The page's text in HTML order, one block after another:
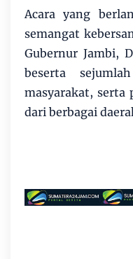
Acara yang
semangat
Gubernur Jambi,
beserta
masyarakat, serta
dari berbagai